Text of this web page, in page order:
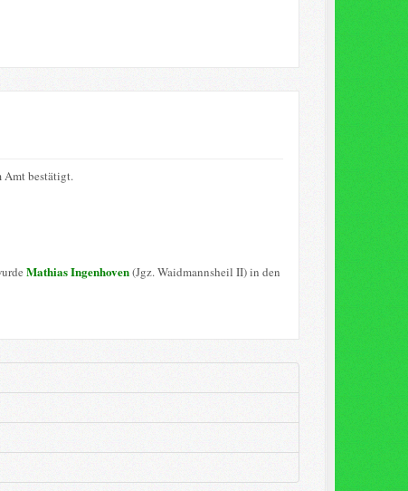
Amt bestätigt.
Mathias Ingenhoven(Jgz. Waidmannsheil II) in den